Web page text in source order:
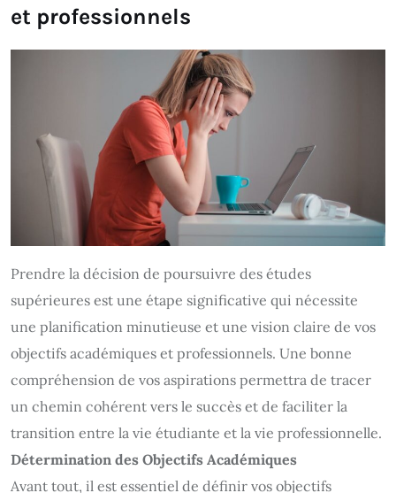
et professionnels
Prendre la décision de poursuivre des études
supérieures est une étape significative qui nécessite
une planification minutieuse et une vision claire de vos
objectifs académiques et professionnels. Une bonne
compréhension de vos aspirations permettra de tracer
un chemin cohérent vers le succès et de faciliter la
transition entre la vie étudiante et la vie professionnelle.
Détermination des Objectifs Académiques
Avant tout, il est essentiel de définir vos objectifs